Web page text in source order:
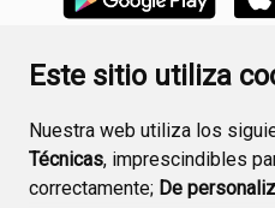
Este sitio utiliza
Nuestra web utiliza los
Técnicas, imprescindibles
correctamente; De